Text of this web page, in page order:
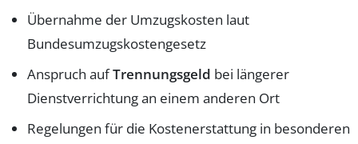
Übernahme der Umzugskosten laut
Bundesumzugskostengesetz
Anspruch aufTrennungsgeld bei längerer
Dienstverrichtung an einem anderen Ort
Regelungen für die Kostenerstattung in besonderen